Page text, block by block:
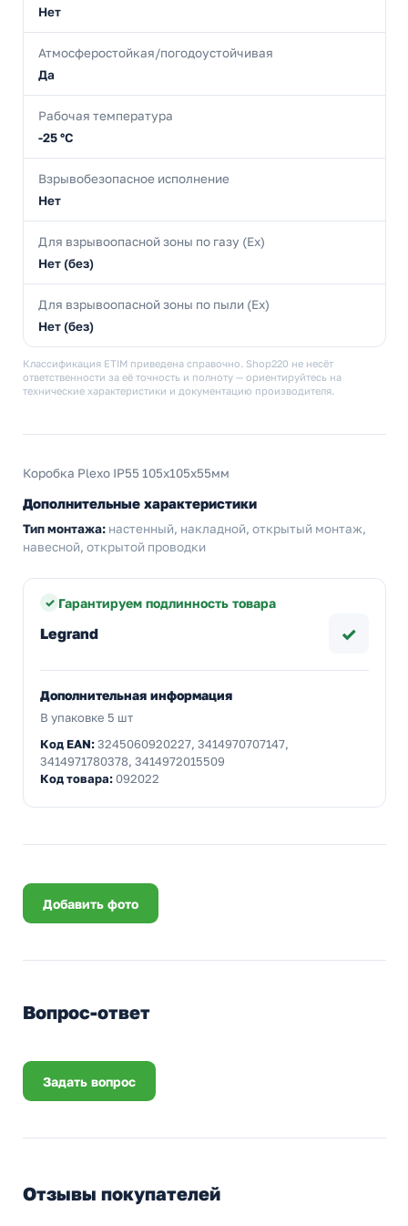
Нет
Атмосферостойкая/погодоустойчивая
Да
Рабочая температура
-25 °C
Взрывобезопасное исполнение
Нет
Для взрывоопасной зоны по газу (Ex)
Нет (без)
Для взрывоопасной зоны по пыли (Ex)
Нет (без)
Классификация ETIM приведена справочно. Shop220 не несёт
ответственности за её точность и полноту — ориентируйтесь на
технические характеристики и документацию производителя.
Коробка Plexo IP55 105х105х55мм
Дополнительные характеристики
Тип монтажа: настенный, накладной, открытый монтаж,
навесной, открытой проводки
Гарантируем подлинность товара
Legrand ✓
Дополнительная информация
В упаковке 5 шт
Код EAN:3245060920227, 3414970707147,
3414971780378, 3414972015509
Код товара:092022
Добавить фото
Вопрос-ответ
Задать вопрос
Отзывы покупателей